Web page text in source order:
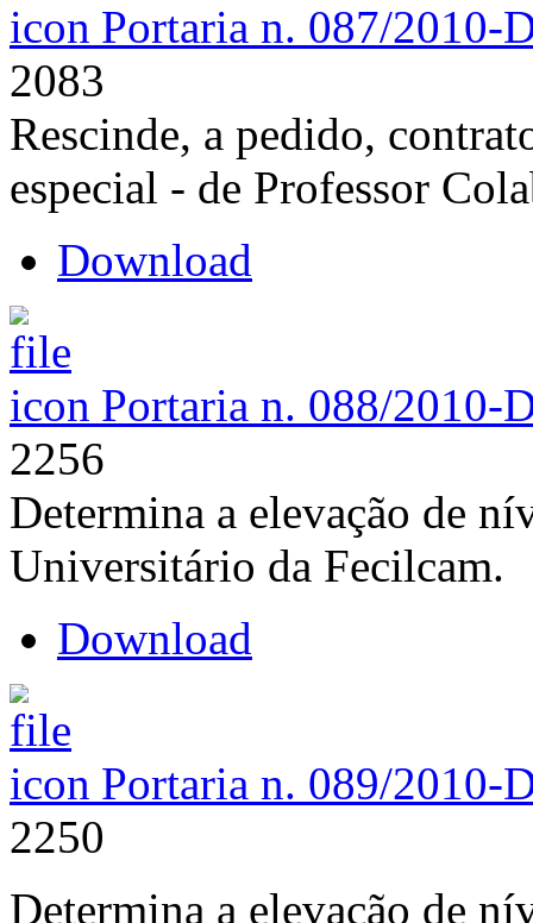
Portaria n. 087/2010-
2083
Rescinde, a pedido,
especial - de Professor
Download
Portaria n. 088/2010-
2256
Determina a elevação de
Universitário da Fecilcam.
Download
Portaria n. 089/2010-
2250
Determina a elevação de